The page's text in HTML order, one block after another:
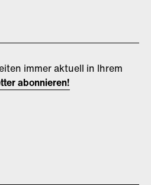
immer aktuell in Ihrem
abonnieren!